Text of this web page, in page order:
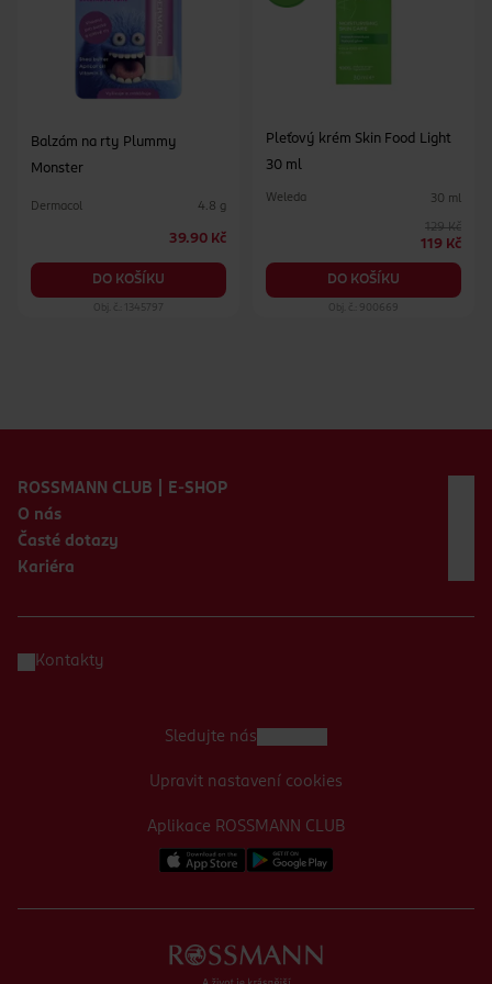
Balzám na rty Plummy
Monster
Dermacol 4.8 g
39.90 Kč
DO KOŠÍKU
Obj. č.: 1345797
Pleťový krém Skin Food Light
30 ml
Weleda 30 ml
129 Kč
119 Kč
DO KOŠÍKU
Obj. č.: 900669
ROSSMANN CLUB | E-SHOP
O nás
Časté dotazy
Kariéra
Kontakty
Aplikace ROSSMANN CLUB
Sledujte nás
Upravit nastavení cookies